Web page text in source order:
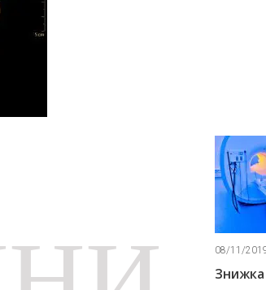
11/2019 «Акції»
10%!
08/11/2019
Знижка